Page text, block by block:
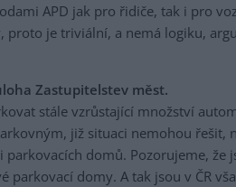
APD jak pro řidiče, tak i pro
proto je triviální, a nemá logiku,
Zastupitelstev měst.
stále vzrůstající množství
již situaci nemohou řešit,
domů. Pozorujeme, že
parkovací domy. A tak jsou v ČR